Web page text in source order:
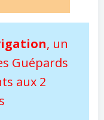
, un
Guépards
aux 2